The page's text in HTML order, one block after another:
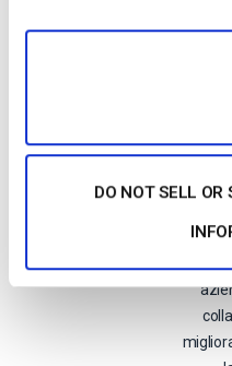
DO NOT SELL OR
Multi-